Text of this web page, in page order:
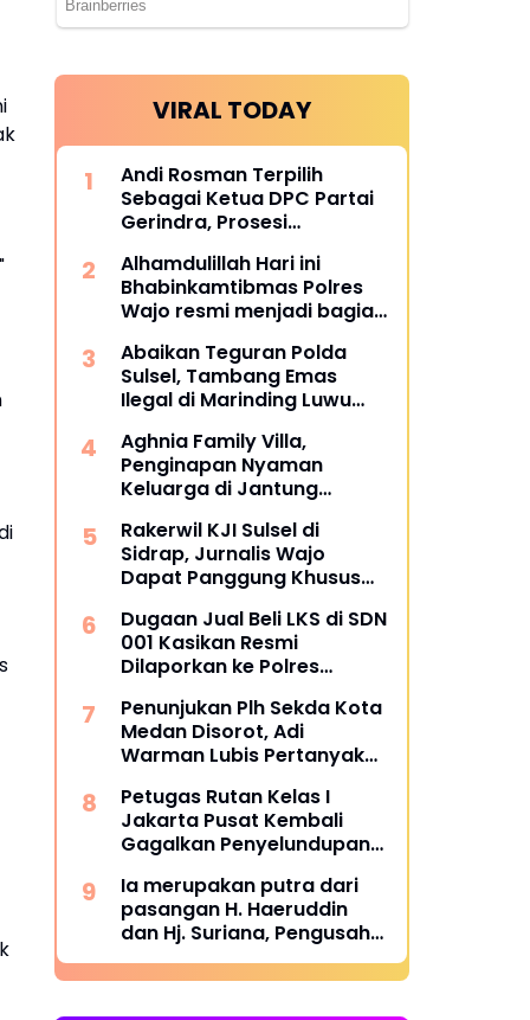
VIRAL TODAY
Andi Rosman Terpilih
Sebagai Ketua DPC Partai
Gerindra, Prosesi
Langsung Sufmi Dasco
Ahmad.
Alhamdulillah Hari ini
Bhabinkamtibmas Polres
Wajo resmi menjadi bagian
Lingkungan)
Abaikan Teguran Polda
Sulsel, Tambang Emas
Ilegal di Marinding Luwu
Hari Tiga Pelaku Terkesan
Kebah Hukum
Aghnia Family Villa,
Penginapan Nyaman
Keluarga di Jantung
Bulukumba
Rakerwil KJI Sulsel di
Sidrap, Jurnalis Wajo
Dapat Panggung Khusus
Dugaan Jual Beli LKS di SDN
001 Kasikan Resmi
Dilaporkan ke Polres
Metroterkini.id Desak Usut
Kasus Ini
Penunjukan Plh Sekda Kota
Medan Disorot, Adi
Warman Lubis Pertanyakan
Merit
Petugas Rutan Kelas I
Jakarta Pusat Kembali
Gagalkan Penyelundupan
Disembunyikan di Pakaian
Dalam Pengunjung
Ia merupakan putra dari
pasangan H. Haeruddin
dan Hj. Suriana, Pengusaha
Kontruksi Asal Soppeng :
Resmi Dilantik Ketua BPC